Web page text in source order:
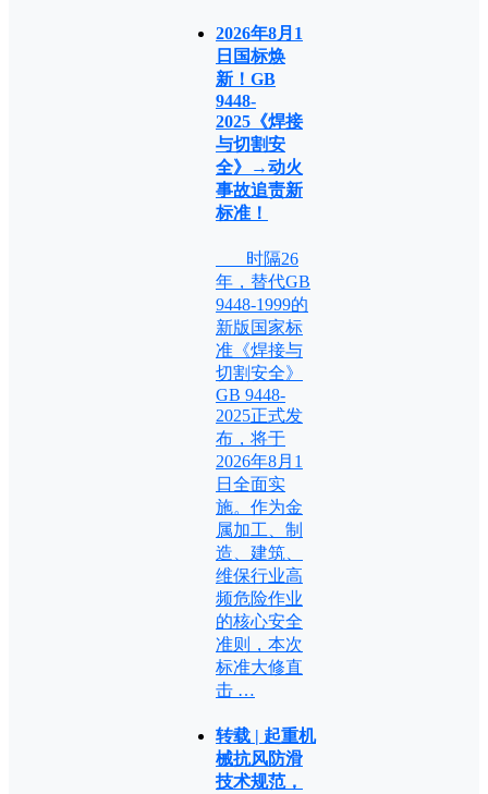
2026年8月1
日国标焕
新！GB
9448-
2025《焊接
与切割安
全》→动火
事故追责新
标准！
时隔26
年，替代GB
9448-1999的
新版国家标
准《焊接与
切割安全》
GB 9448-
2025正式发
布，将于
2026年8月1
日全面实
施。作为金
属加工、制
造、建筑、
维保行业高
频危险作业
的核心安全
准则，本次
标准大修直
击 …
转载 | 起重机
械抗风防滑
技术规范，